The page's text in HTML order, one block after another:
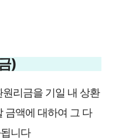
)
원리금을 기일 내 상환
금액에 대하여 그 다
니다